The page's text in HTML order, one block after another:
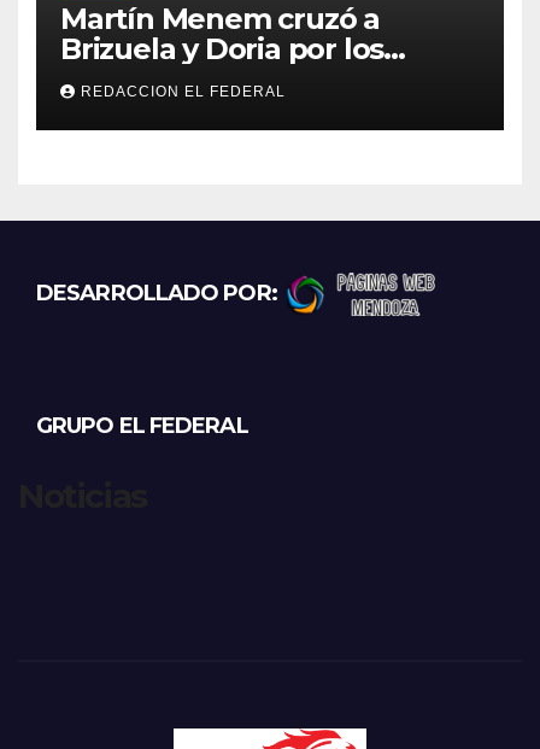
Martín Menem cruzó a
Brizuela y Doria por los
incendios en Guanchín:
“Miente descaradamente”
REDACCION EL FEDERAL
DESARROLLADO POR:
GRUPO EL FEDERAL